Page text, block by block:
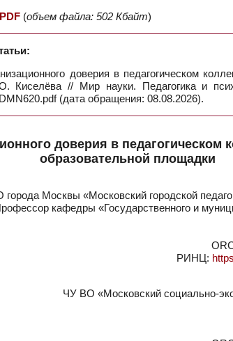
(объем файла: 502 Кбайт)
доверия в педагогическом
Киселёва // Мир науки. Педагогика
(дата обращения: 08.08.2026).
доверия в педагогическом
образовательной площадки
Москвы «Московский городской
кафедры «Государственного и
РИНЦ:
ЧУ ВО «Московский социально-